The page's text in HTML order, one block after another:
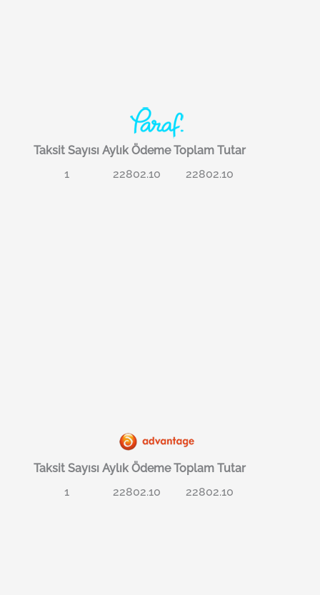
Taksit Sayısı Aylık Ödeme Toplam Tutar
1
22802.10 22802.10
Taksit Sayısı Aylık Ödeme Toplam Tutar
1
22802.10 22802.10